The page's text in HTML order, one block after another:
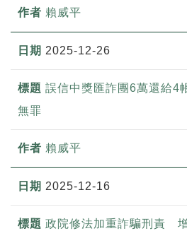
賴威平
2025-12-26
誤信中獎匯詐團6萬還給4
無罪
賴威平
2025-12-16
政院修法加重詐騙刑責